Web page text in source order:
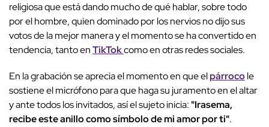
religiosa que está dando mucho de qué hablar, sobre todo
por el hombre, quien dominado por los nervios no dijo sus
votos de la mejor manera y el momento se ha convertido en
tendencia, tanto enTikTokcomo en otras redes sociales.
En la grabación se aprecia el momento en que elpárrocole
sostiene el micrófono para que haga su juramento en el altar
y ante todos los invitados, así el sujeto inicia: "Irasema,
recibe este anillo como símbolo de mi amor por ti".